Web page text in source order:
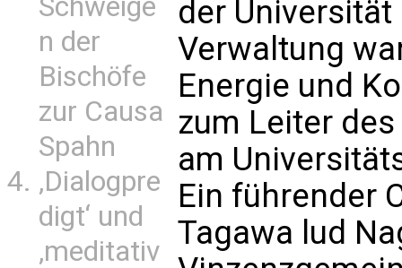
Schweige
n der
Bischöfe
zur Causa
Spahn
‚Dialogpre
digt‘ und
‚meditativ
der
Verwaltung
Energie und
zum Leiter
am
Ein führender
Tagawa lud